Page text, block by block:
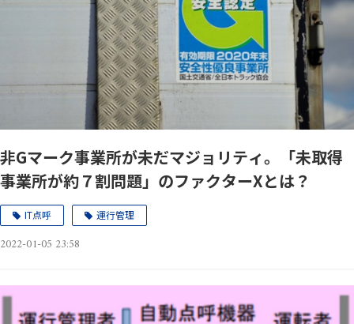
非Gマーク事業所が未だマジョリティ。「未取得
事業所が約７割問題」のファクターXとは？
IT点呼 運行管理
2022-01-05 23:58